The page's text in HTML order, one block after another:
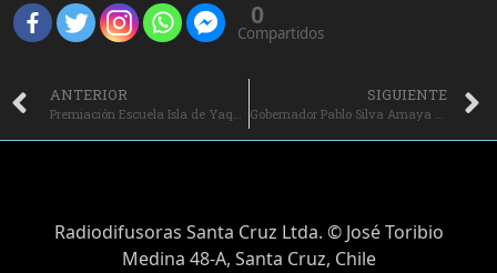
0
Compartidos
ANTERIOR
Premiación Escuela Isla de Yaquil en Santa Cruz.
SIGUIENTE
Gobernador Pablo Silva Amaya visita la Teletón y conoce avance de futuro Centro de Rehabilitación de O’Higgins.
Radiodifusoras Santa Cruz Ltda. © José Toribio
Medina 48-A, Santa Cruz, Chile